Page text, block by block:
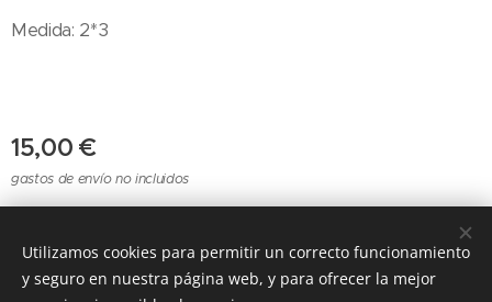
Medida: 2*3
15,00 €
gastos de envío no incluidos
Cookies
Utilizamos cookies para permitir un correcto funcionamiento
y seguro en nuestra página web, y para ofrecer la mejor